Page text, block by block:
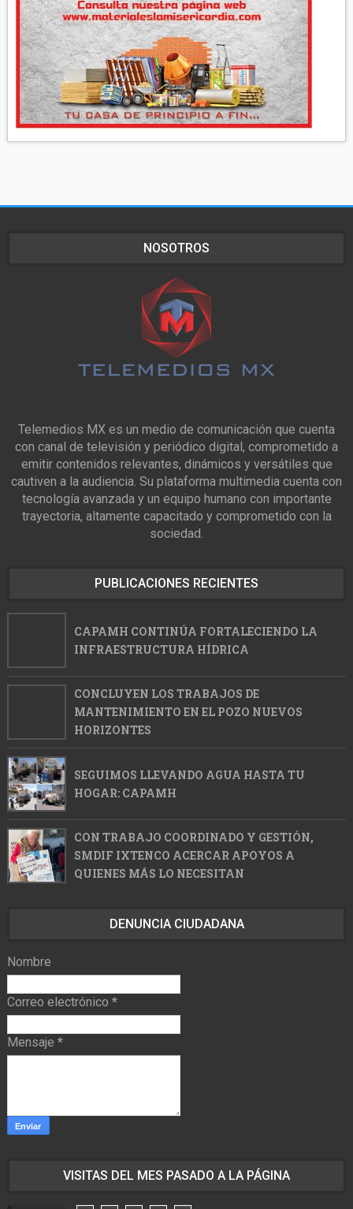
NOSOTROS
Telemedios MX es un medio de comunicación que cuenta
con canal de televisión y periódico digital, comprometido a
emitir contenidos relevantes, dinámicos y versátiles que
cautiven a la audiencia. Su plataforma multimedia cuenta con
tecnología avanzada y un equipo humano con importante
trayectoria, altamente capacitado y comprometido con la
sociedad.
PUBLICACIONES RECIENTES
CAPAMH CONTINÚA FORTALECIENDO LA
INFRAESTRUCTURA HÍDRICA
CONCLUYEN LOS TRABAJOS DE
MANTENIMIENTO EN EL POZO NUEVOS
HORIZONTES
SEGUIMOS LLEVANDO AGUA HASTA TU
HOGAR: CAPAMH
CON TRABAJO COORDINADO Y GESTIÓN,
SMDIF IXTENCO ACERCAR APOYOS A
QUIENES MÁS LO NECESITAN
DENUNCIA CIUDADANA
Nombre
Correo electrónico *
Mensaje *
VISITAS DEL MES PASADO A LA PÁGINA